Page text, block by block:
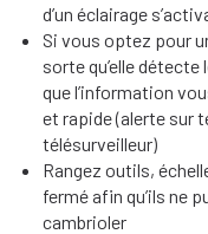
d’un éclairage
Si vous optez pour
sorte qu’elle
que l’information
et rapide (alerte sur
télésurveilleur)
Rangez outils,
fermé afin qu’ils ne
cambrioler